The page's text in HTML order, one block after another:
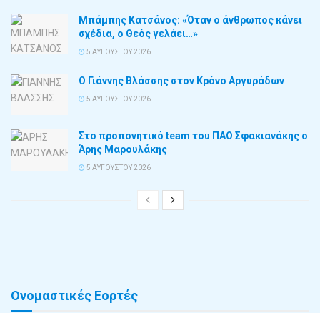
Μπάμπης Κατσάνος: «Όταν ο άνθρωπος κάνει
σχέδια, ο Θεός γελάει…»
5 ΑΥΓΟΎΣΤΟΥ 2026
Ο Γιάννης Βλάσσης στον Κρόνο Αργυράδων
5 ΑΥΓΟΎΣΤΟΥ 2026
Στο προπονητικό team του ΠΑΟ Σφακιανάκης ο
Άρης Μαρουλάκης
5 ΑΥΓΟΎΣΤΟΥ 2026
Ονομαστικές Εορτές